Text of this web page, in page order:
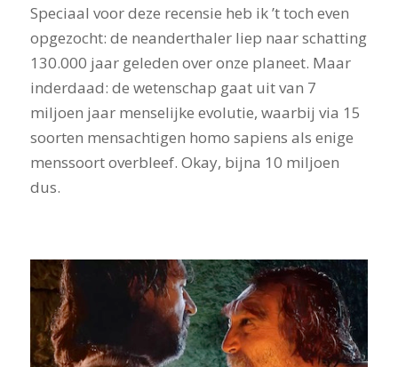
Speciaal voor deze recensie heb ik ’t toch even
opgezocht: de neanderthaler liep naar schatting
130.000 jaar geleden over onze planeet. Maar
inderdaad: de wetenschap gaat uit van 7
miljoen jaar menselijke evolutie, waarbij via 15
soorten mensachtigen homo sapiens als enige
menssoort overbleef. Okay, bijna 10 miljoen
dus.